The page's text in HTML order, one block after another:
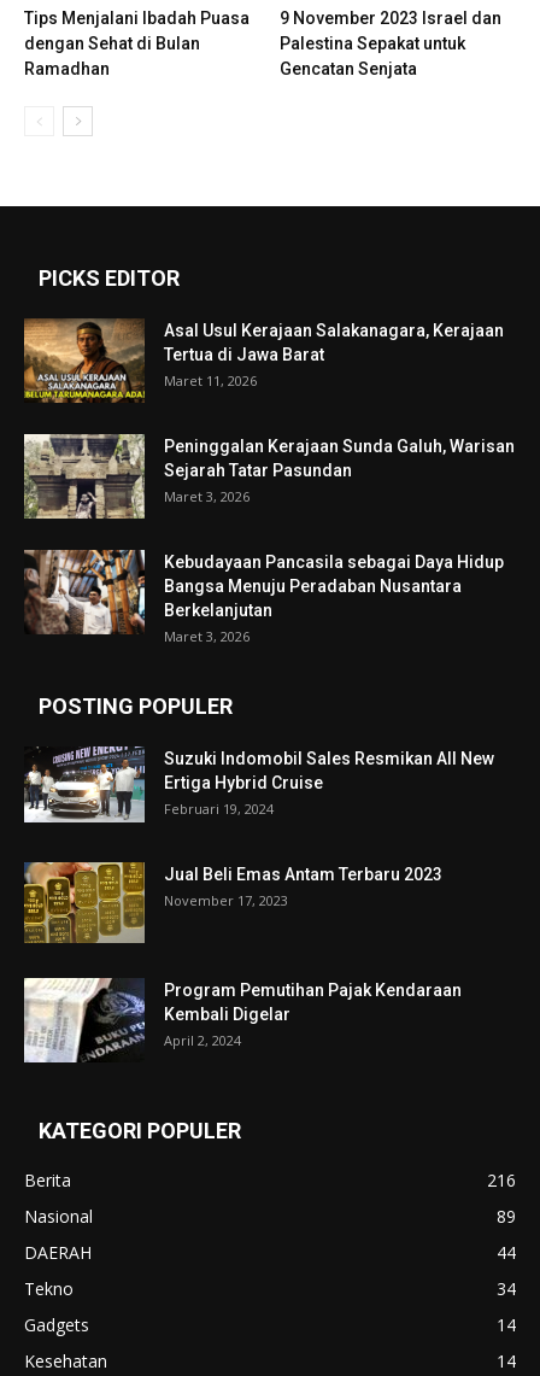
Tips Menjalani Ibadah Puasa
dengan Sehat di Bulan
Ramadhan
9 November 2023 Israel dan
Palestina Sepakat untuk
Gencatan Senjata
PICKS EDITOR
Asal Usul Kerajaan Salakanagara, Kerajaan
Tertua di Jawa Barat
Maret 11, 2026
Peninggalan Kerajaan Sunda Galuh, Warisan
Sejarah Tatar Pasundan
Maret 3, 2026
Kebudayaan Pancasila sebagai Daya Hidup
Bangsa Menuju Peradaban Nusantara
Berkelanjutan
Maret 3, 2026
POSTING POPULER
Suzuki Indomobil Sales Resmikan All New
Ertiga Hybrid Cruise
Februari 19, 2024
Jual Beli Emas Antam Terbaru 2023
November 17, 2023
Program Pemutihan Pajak Kendaraan
Kembali Digelar
April 2, 2024
KATEGORI POPULER
Berita
216
Nasional
89
DAERAH
44
Tekno
34
Gadgets
14
Kesehatan
14